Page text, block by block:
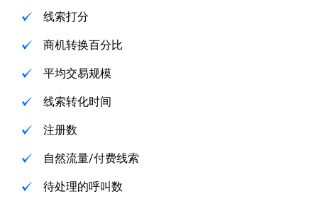
线索打分
商机转换百分比
平均交易规模
线索转化时间
注册数
自然流量/付费线索
待处理的呼叫数